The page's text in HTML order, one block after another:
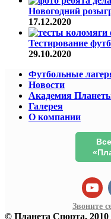
Новогодний
17.12.2020
Тестирование
29.10.2020
Футбольные
Новости
Академия
Галерея
О компании
Звоните
© Планета Спорта, 2010